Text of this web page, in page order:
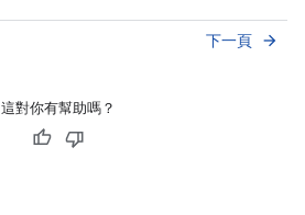
下一頁 arrow_forward
這對你有幫助嗎？